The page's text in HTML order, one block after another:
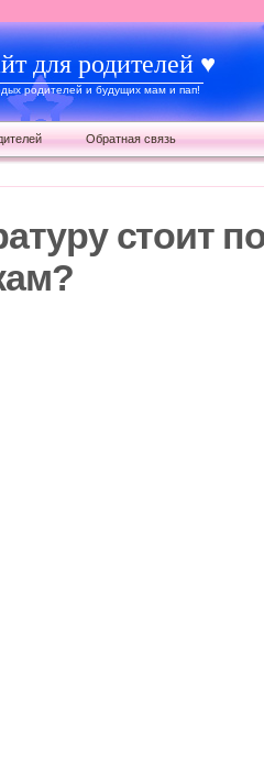
для родителей ♥
родителей и будущих мам и пап!
Обратная связь
стоит